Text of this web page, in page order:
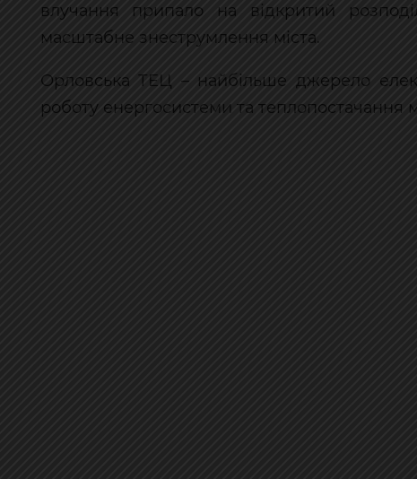
влучання припало на відкритий
масштабне знеструмлення міста.
Орловська ТЕЦ – найбільше джерело
роботу енергосистеми та теплопостачання